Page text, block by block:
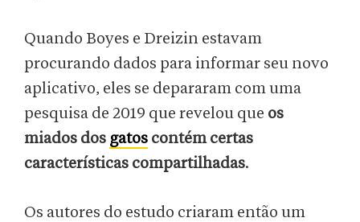
Quando Boyes e Dreizin estavam
procurando dados para informar seu novo
aplicativo, eles se depararam com uma
pesquisa de 2019 que revelou que os
miados dos gatos contém certas
características compartilhadas.
Os autores do estudo criaram então um